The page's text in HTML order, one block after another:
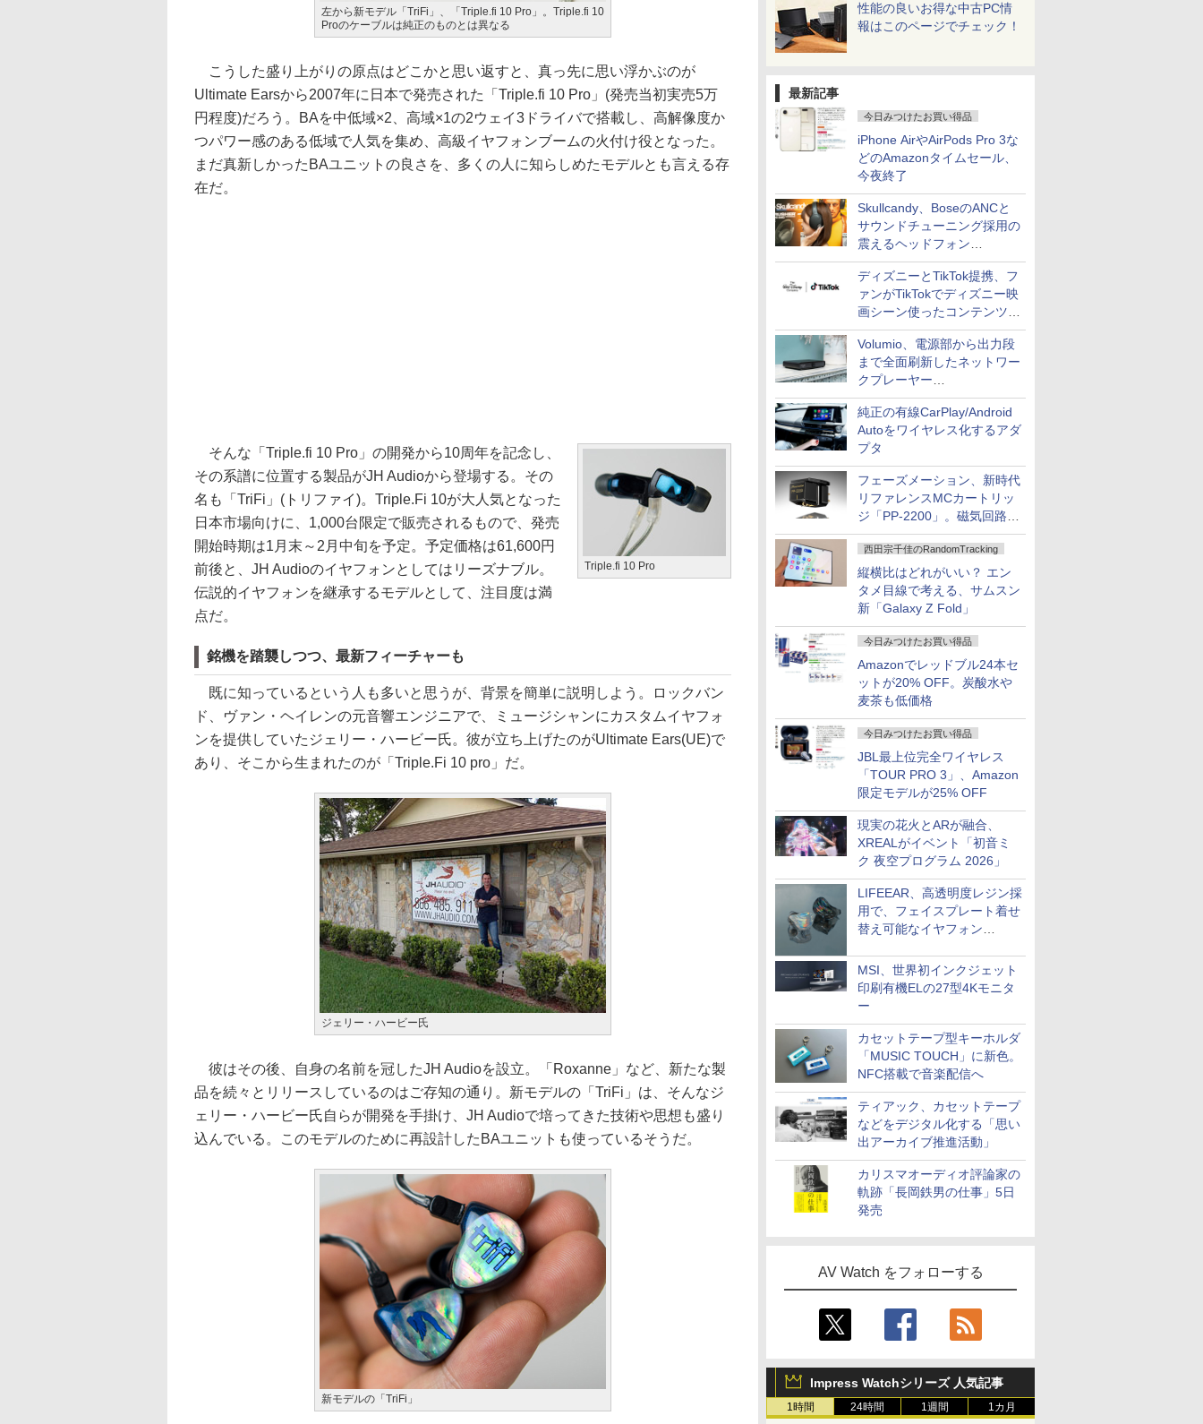
性能の良いお得な中古PC情
報はこのページでチェック！
最新記事
今日みつけたお買い得品
iPhone AirやAirPods Pro 3な
どのAmazonタイムセール、
今夜終了
Skullcandy、BoseのANCと
サウンドチューニング採用の
震えるヘッドフォン
「Crusher 1080 ANC」
ディズニーとTikTok提携、フ
ァンがTikTokでディズニー映
画シーン使ったコンテンツ制
作、Disney+にも配信
Volumio、電源部から出力段
まで全面刷新したネットワー
クプレーヤー
「Primo（2026）」
純正の有線CarPlay/Android
Autoをワイヤレス化するアダ
プタ
フェーズメーション、新時代
リファレンスMCカートリッ
ジ「PP-2200」。磁気回路や
ハウジングを根本から見直し
西田宗千佳のRandomTracking
縦横比はどれがいい？ エン
タメ目線で考える、サムスン
新「Galaxy Z Fold」
今日みつけたお買い得品
Amazonでレッドブル24本セ
ットが20% OFF。炭酸水や
麦茶も低価格
今日みつけたお買い得品
JBL最上位完全ワイヤレス
「TOUR PRO 3」、Amazon
限定モデルが25% OFF
現実の花火とARが融合、
XREALがイベント「初音ミ
ク 夜空プログラム 2026」
LIFEEAR、高透明度レジン採
用で、フェイスプレート着せ
替え可能なイヤフォン
MSI、世界初インクジェット
印刷有機ELの27型4Kモニタ
ー
カセットテープ型キーホルダ
「MUSIC TOUCH」に新色。
NFC搭載で音楽配信へ
ティアック、カセットテープ
などをデジタル化する「思い
出アーカイブ推進活動」
カリスマオーディオ評論家の
軌跡「長岡鉄男の仕事」5日
発売
AV Watch をフォローする
Impress Watchシリーズ 人気記事
1時間 24時間 1週間 1カ月
左から新モデル「TriFi」、「Triple.fi 10 Pro」。Triple.fi 10
Proのケーブルは純正のものとは異なる
こうした盛り上がりの原点はどこかと思い返すと、真っ先に思い浮かぶのが
Ultimate Earsから2007年に日本で発売された「Triple.fi 10 Pro」(発売当初実売5万
円程度)だろう。BAを中低域×2、高域×1の2ウェイ3ドライバで搭載し、高解像度か
つパワー感のある低域で人気を集め、高級イヤフォンブームの火付け役となった。
まだ真新しかったBAユニットの良さを、多くの人に知らしめたモデルとも言える存
在だ。
Triple.fi 10 Pro
そんな「Triple.fi 10 Pro」の開発から10周年を記念し、
その系譜に位置する製品がJH Audioから登場する。その
名も「TriFi」(トリファイ)。Triple.Fi 10が大人気となった
日本市場向けに、1,000台限定で販売されるもので、発売
開始時期は1月末～2月中旬を予定。予定価格は61,600円
前後と、JH Audioのイヤフォンとしてはリーズナブル。
伝説的イヤフォンを継承するモデルとして、注目度は満
点だ。
銘機を踏襲しつつ、最新フィーチャーも
既に知っているという人も多いと思うが、背景を簡単に説明しよう。ロックバン
ド、ヴァン・ヘイレンの元音響エンジニアで、ミュージシャンにカスタムイヤフォ
ンを提供していたジェリー・ハービー氏。彼が立ち上げたのがUltimate Ears(UE)で
あり、そこから生まれたのが「Triple.Fi 10 pro」だ。
ジェリー・ハービー氏
彼はその後、自身の名前を冠したJH Audioを設立。「Roxanne」など、新たな製
品を続々とリリースしているのはご存知の通り。新モデルの「TriFi」は、そんなジ
ェリー・ハービー氏自らが開発を手掛け、JH Audioで培ってきた技術や思想も盛り
込んでいる。このモデルのために再設計したBAユニットも使っているそうだ。
新モデルの「TriFi」